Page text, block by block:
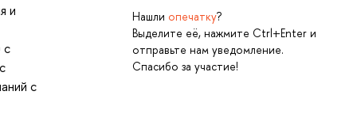
Нашли опечатку?
Выделите её, нажмите Ctrl+Enter и
отправьте нам уведомление.
Спасибо за участие!
и
с
с